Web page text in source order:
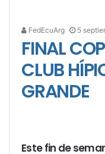
FedEcuArg 5
FINAL
CLUB
GRANDE
Este fin de